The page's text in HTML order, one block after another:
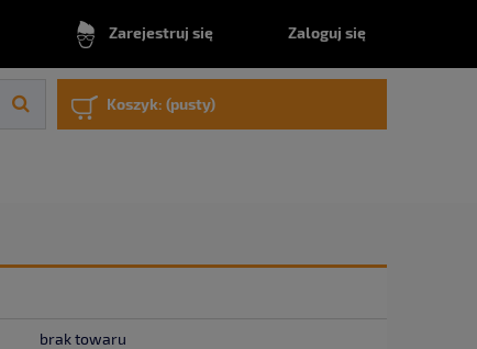
Zarejestruj się Zaloguj się
Koszyk: (pusty)
brak towaru